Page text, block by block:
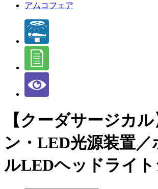
アムコフェア
【クーダサージカ
ン・LED光源装置／
ルLEDヘッドライ